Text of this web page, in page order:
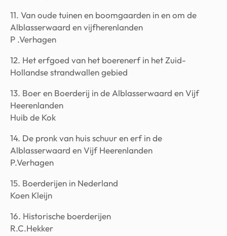
11. Van oude tuinen en boomgaarden in en om de
Alblasserwaard en vijfherenlanden
P .Verhagen
12. Het erfgoed van het boerenerf in het Zuid-
Hollandse strandwallen gebied
13. Boer en Boerderij in de Alblasserwaard en Vijf
Heerenlanden
Huib de Kok
14. De pronk van huis schuur en erf in de
Alblasserwaard en Vijf Heerenlanden
P.Verhagen
15. Boerderijen in Nederland
Koen Kleijn
16. Historische boerderijen
R.C.Hekker